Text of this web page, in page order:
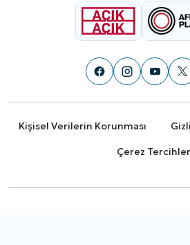
Kişisel Verilerin Korunması
Çerez